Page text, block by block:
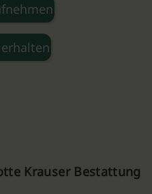
Krauser Bestattung